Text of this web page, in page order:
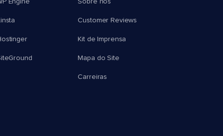
Engine Sobre nós
Customer Reviews
Kit de Imprensa
Mapa do Site
Carreiras